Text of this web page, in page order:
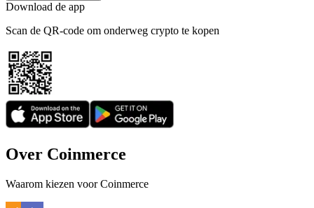
Download de app
Scan de QR-code om onderweg crypto te kopen
Over Coinmerce
Waarom kiezen voor Coinmerce